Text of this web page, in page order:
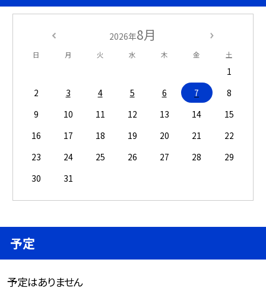
2026年8月
日 月 火 水 木 金 土
1
2
3 4 5 6 7
8
9
10 11 12 13 14
15
16
17 18 19 20 21
22
23
24 25 26 27 28
29
30
31
予定
予定はありません